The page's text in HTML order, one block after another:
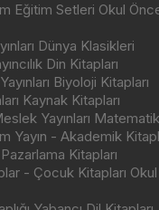
Eğitim Setleri Okul
Dünya Klasikleri
Din Kitapları
Biyoloji Kitapları
Kaynak Kitapları
Yayınları
Yayın - Akademik
Kitapları
- Çocuk Kitapları